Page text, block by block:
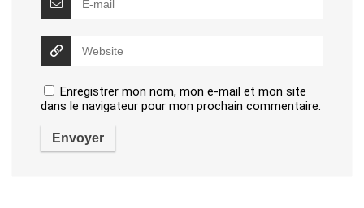
Enregistrer mon nom, mon e-mail et mon site
dans le navigateur pour mon prochain commentaire.